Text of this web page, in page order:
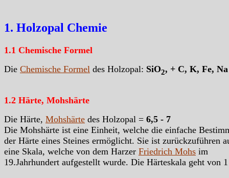
1. Holzopal Chemie
1.1 Chemische Formel
Die Chemische Formel des Holzopal: SiO2, + C, K, Fe, Na
1.2 Härte, Mohshärte
Die Härte, Mohshärte des Holzopal = 6,5 - 7
Die Mohshärte ist eine Einheit, welche die einfache
der Härte eines Steines ermöglicht. Sie ist zurückzuführen
eine Skala, welche von dem Harzer Friedrich Mohs im
19.Jahrhundert aufgestellt wurde. Die Härteskala geht von